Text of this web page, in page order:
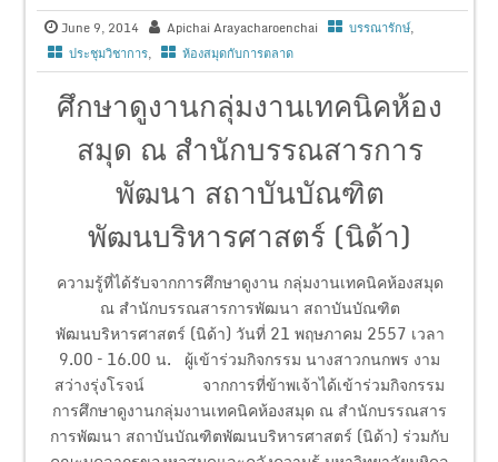
June 9, 2014 Apichai Arayacharoenchai บรรณารักษ์,
ประชุมวิชาการ, ห้องสมุดกับการตลาด
ศึกษาดูงานกลุ่มงานเทคนิคห้อง
สมุด ณ สำนักบรรณสารการ
พัฒนา สถาบันบัณฑิต
พัฒนบริหารศาสตร์ (นิด้า)
ความรู้ที่ได้รับจากการศึกษาดูงาน กลุ่มงานเทคนิคห้องสมุด
ณ สำนักบรรณสารการพัฒนา สถาบันบัณฑิต
พัฒนบริหารศาสตร์ (นิด้า) วันที่ 21 พฤษภาคม 2557 เวลา
9.00 – 16.00 น. ผู้เข้าร่วมกิจกรรม นางสาวกนกพร งาม
สว่างรุ่งโรจน์ จากการที่ข้าพเจ้าได้เข้าร่วมกิจกรรม
การศึกษาดูงานกลุ่มงานเทคนิคห้องสมุด ณ สำนักบรรณสาร
การพัฒนา สถาบันบัณฑิตพัฒนบริหารศาสตร์ (นิด้า) ร่วมกับ